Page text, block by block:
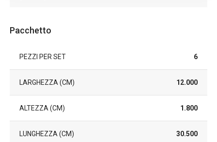
Pacchetto
PEZZI PER SET 6
LARGHEZZA (CM) 12.000
ALTEZZA (CM) 1.800
LUNGHEZZA (CM) 30.500